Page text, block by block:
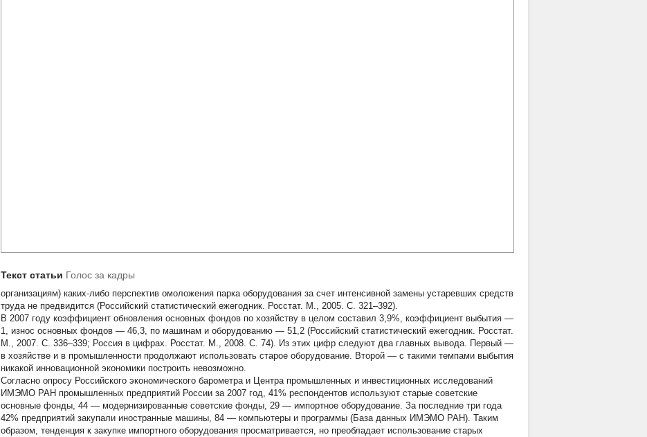
Текст статьи Голос за кадры
организациям) каких-либо перспектив омоложения парка оборудования за счет интенсивной замены устаревших средств
труда не предвидится (Российский статистический ежегодник. Росстат. М., 2005. С. 321–392).
В 2007 году коэффициент обновления основных фондов по хозяйству в целом составил 3,9%, коэффициент выбытия —
1, износ основных фондов — 46,3, по машинам и оборудованию — 51,2 (Российский статистический ежегодник. Росстат.
М., 2007. С. 336–339; Россия в цифрах. Росстат. М., 2008. С. 74). Из этих цифр следуют два главных вывода. Первый —
в хозяйстве и в промышленности продолжают использовать старое оборудование. Второй — с такими темпами выбытия
никакой инновационной экономики построить невозможно.
Согласно опросу Российского экономического барометра и Центра промышленных и инвестиционных исследований
ИМЭМО РАН промышленных предприятий России за 2007 год, 41% респондентов используют старые советские
основные фонды, 44 — модернизированные советские фонды, 29 — импортное оборудование. За последние три года
42% предприятий закупали иностранные машины, 84 — компьютеры и программы (База данных ИМЭМО РАН). Таким
образом, тенденция к закупке импортного оборудования просматривается, но преобладает использование старых